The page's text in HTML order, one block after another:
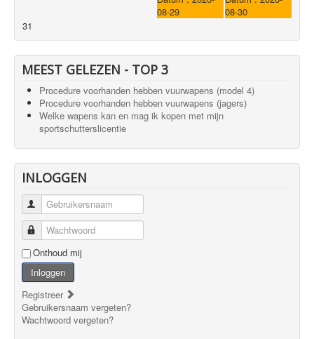
08-29
08-30
31
MEEST GELEZEN - TOP 3
Procedure voorhanden hebben vuurwapens (model 4)
Procedure voorhanden hebben vuurwapens (jagers)
Welke wapens kan en mag ik kopen met mijn
sportschutterslicentie
INLOGGEN
Gebruikersnaam
Wachtwoord
Onthoud mij
Inloggen
Registreer
Gebruikersnaam vergeten?
Wachtwoord vergeten?